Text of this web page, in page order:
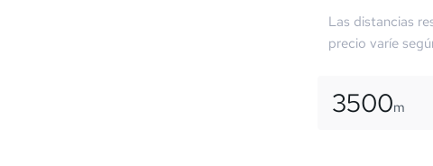
Las distancias
precio varíe
3500m